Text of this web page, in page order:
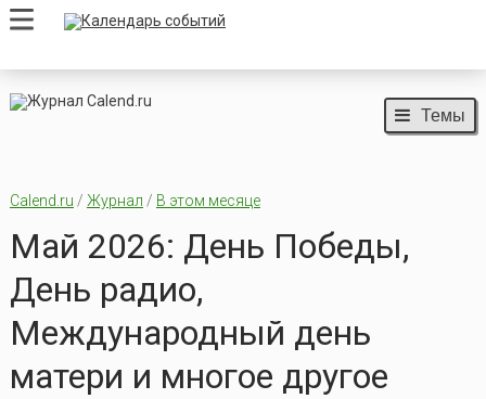
Темы
Calend.ru / Журнал / В этом месяце
Май 2026: День Победы,
День радио,
Международный день
матери и многое другое